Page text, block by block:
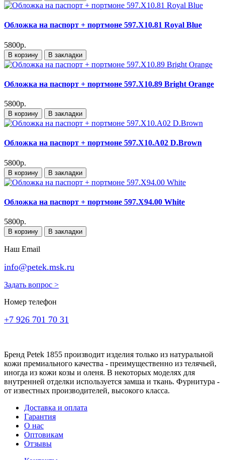
Обложка на паспорт + портмоне 597.X10.81 Royal Blue
5800р.
В корзину В закладки
Обложка на паспорт + портмоне 597.X10.89 Bright Orange
5800р.
В корзину В закладки
Обложка на паспорт + портмоне 597.X10.A02 D.Brown
5800р.
В корзину В закладки
Обложка на паспорт + портмоне 597.X94.00 White
5800р.
В корзину В закладки
Наш Email
info@petek.msk.ru
Задать вопрос >
Номер телефон
+7 926 701 70 31
Бренд Petek 1855 производит изделия только из натуральной
кожи премиального качества - преимущественно из телячьей,
иногда из кожи козы и оленя. В некоторых моделях для
внутренней отделки используется замша и ткань. Фурнитура -
от известных производителей, высокого класса.
Доставка и оплата
Гарантия
О нас
Оптовикам
Отзывы